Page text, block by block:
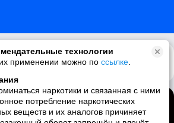
технологии
применении можно по ссылке
наркотики и связанная с ними
потребление наркотических
веществ и их аналогов причиняет